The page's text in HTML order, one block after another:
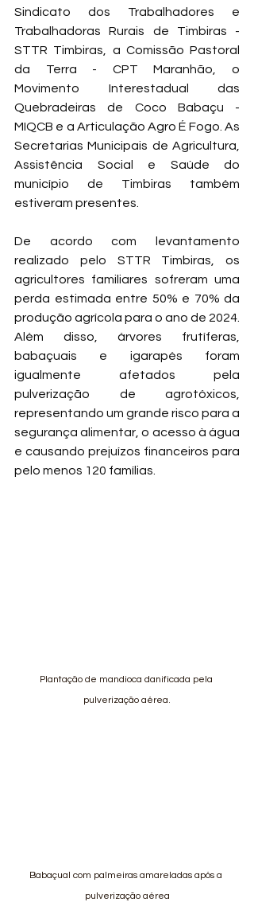
Sindicato dos Trabalhadores e
Trabalhadoras Rurais de Timbiras -
STTR Timbiras, a Comissão Pastoral
da Terra - CPT Maranhão, o
Movimento Interestadual das
Quebradeiras de Coco Babaçu -
MIQCB e a Articulação Agro É Fogo. As
Secretarias Municipais de Agricultura,
Assistência Social e Saúde do
município de Timbiras também
estiveram presentes.
De acordo com levantamento
realizado pelo STTR Timbiras, os
agricultores familiares sofreram uma
perda estimada entre 50% e 70% da
produção agrícola para o ano de 2024.
Além disso, árvores frutíferas,
babaçuais e igarapés foram
igualmente afetados pela
pulverização de agrotóxicos,
representando um grande risco para a
segurança alimentar, o acesso à água
e causando prejuízos financeiros para
pelo menos 120 famílias.
Plantação de mandioca danificada pela
pulverização aérea.
Babaçual com palmeiras amareladas após a
pulverização aérea